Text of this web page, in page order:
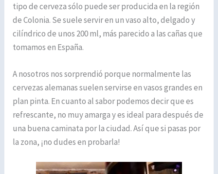
tipo de cerveza sólo puede ser producida en la región
de Colonia. Se suele servir en un vaso alto, delgado y
cilíndrico de unos 200 ml, más parecido a las cañas que
tomamos en España.
A nosotros nos sorprendió porque normalmente las
cervezas alemanas suelen servirse en vasos grandes en
plan pinta. En cuanto al sabor podemos decir que es
refrescante, no muy amarga y es ideal para después de
una buena caminata por la ciudad. Así que si pasas por
la zona, ¡no dudes en probarla!